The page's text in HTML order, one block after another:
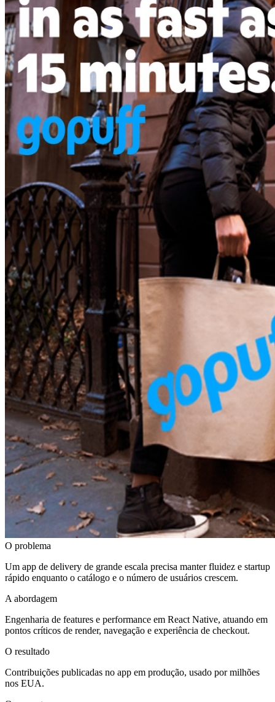
O problema
Um app de delivery de grande escala precisa manter fluidez e startup
rápido enquanto o catálogo e o número de usuários crescem.
A abordagem
Engenharia de features e performance em React Native, atuando em
pontos críticos de render, navegação e experiência de checkout.
O resultado
Contribuições publicadas no app em produção, usado por milhões
nos EUA.